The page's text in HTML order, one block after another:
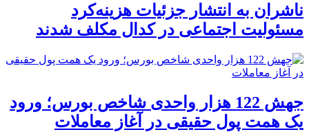
ناشران به انتشار جزئیات هزینه‌کرد
مسئولیت اجتماعی در کدال مکلف شدند
جهش 122 هزار واحدی شاخص بورس؛ ورود
یک همت پول حقیقی در آغاز معاملات